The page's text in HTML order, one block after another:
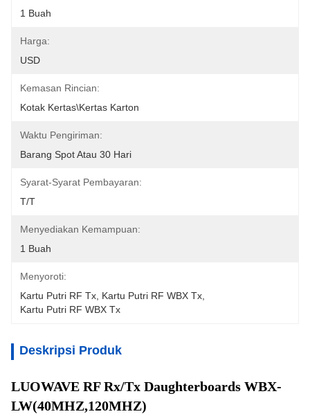
1 Buah
Harga:
USD
Kemasan Rincian:
Kotak Kertas\Kertas Karton
Waktu Pengiriman:
Barang Spot Atau 30 Hari
Syarat-Syarat Pembayaran:
T/T
Menyediakan Kemampuan:
1 Buah
Menyoroti:
Kartu Putri RF Tx Kartu Putri RF WBX Tx
Kartu Putri RF WBX Tx
Deskripsi Produk
LUOWAVE RF Rx/Tx Daughterboards WBX-
LW(40MHZ,120MHZ)